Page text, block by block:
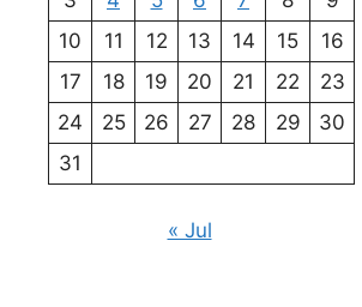
10
11 12 13 14 15
16
17
18 19 20 21 22
23
24
25 26 27 28 29
30
31
« Jul